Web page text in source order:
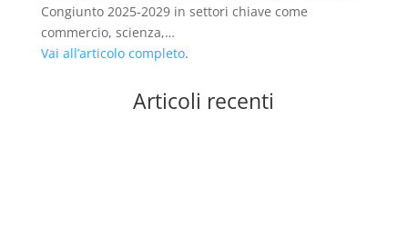
Congiunto 2025-2029 in settori chiave come
commercio, scienza,…
Vai all’articolo completo.
Articoli recenti